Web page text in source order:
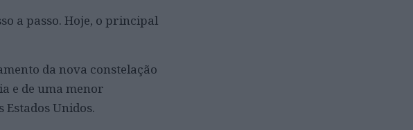
a passo. Hoje, o principal
da nova constelação
e de uma menor
Unidos.